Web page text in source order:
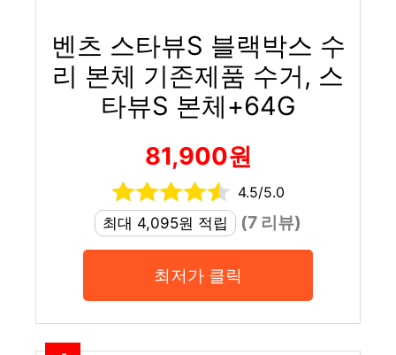
벤츠 스타뷰S 블랙박스 수
리 본체 기존제품 수거, 스
타뷰S 본체+64G
81,900원
4.5/5.0
최대 4,095원 적립
(7 리뷰)
최저가 클릭